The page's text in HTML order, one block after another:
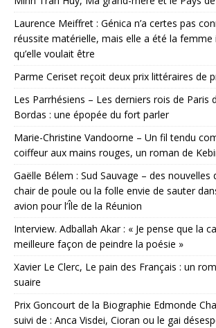
Laurence Meiffret : Génica n’a certes pas
réussite matérielle, mais elle a été la femme
qu’elle voulait être
Parme Ceriset reçoit deux prix littéraires de
Les Parrhésiens – Les derniers rois de Paris
Bordas : une épopée du fort parler
Marie-Christine Vandoorne – Un fil tendu
coiffeur aux mains rouges, un roman de
Gaëlle Bélem : Sud Sauvage – des nouvelles
chair de poule ou la folle envie de sauter
avion pour l’Île de la Réunion
Interview. Adballah Akar : « Je pense que la
meilleure façon de peindre la poésie »
Xavier Le Clerc, Le pain des Français : un
suaire
Prix Goncourt de la Biographie Edmonde
suivi de : Anca Visdei, Cioran ou le gai